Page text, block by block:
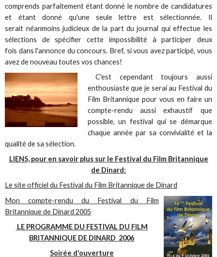
comprends parfaitement étant donné le nombre de candidatures
et étant donné qu'une seule lettre est sélectionnée. Il
serait néanmoins judicieux de la part du journal qui effectue les
sélections de spécifier cette impossibilité à participer deux
fois dans l'annonce du concours. Bref, si vous avez participé, vous
avez de nouveau toutes vos chances!
C'est cependant toujours aussi
enthousiaste que je serai au Festival du
Film Britannique pour vous en faire un
compte-rendu aussi exhaustif que
possible, un festival qui se démarque
chaque année par sa convivialité et la
qualité de sa sélection.
LIENS, pour en savoir plus sur le Festival du Film Britannique
de Dinard:
Le site officiel du Festival du Film Britannique de Dinard
Mon compte-rendu du Festival du Film
Britannique de Dinard 2005
LE PROGRAMME DU FESTIVAL DU FILM
BRITANNIQUE DE DINARD 2006
Soirée d'ouverture